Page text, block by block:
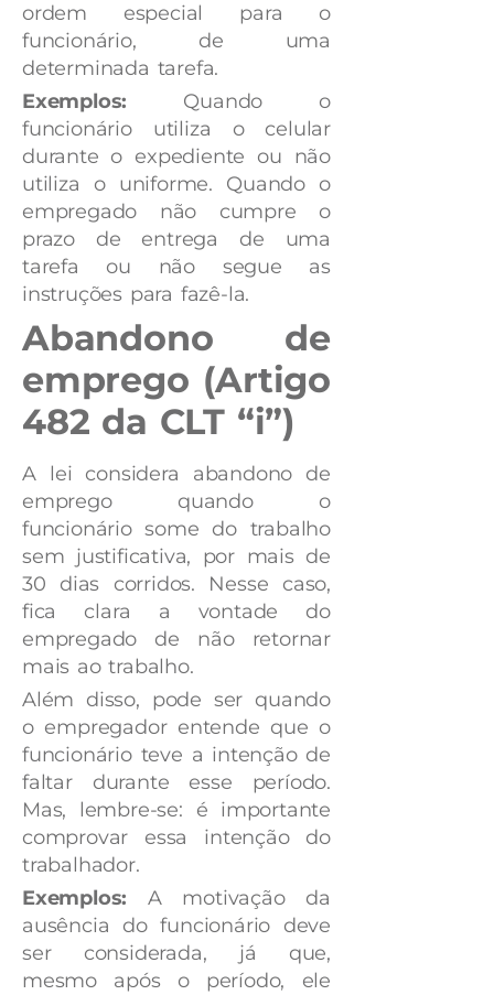
ordem especial para o
funcionário, de uma
determinada tarefa.
Exemplos: Quando o
funcionário utiliza o celular
durante o expediente ou não
utiliza o uniforme. Quando o
empregado não cumpre o
prazo de entrega de uma
tarefa ou não segue as
instruções para fazê-la.
Abandono de
emprego (Artigo
482 da CLT “i”)
A lei considera abandono de
emprego quando o
funcionário some do trabalho
sem justificativa, por mais de
30 dias corridos. Nesse caso,
fica clara a vontade do
empregado de não retornar
mais ao trabalho.
Além disso, pode ser quando
o empregador entende que o
funcionário teve a intenção de
faltar durante esse período.
Mas, lembre-se: é importante
comprovar essa intenção do
trabalhador.
Exemplos: A motivação da
ausência do funcionário deve
ser considerada, já que,
mesmo após o período, ele